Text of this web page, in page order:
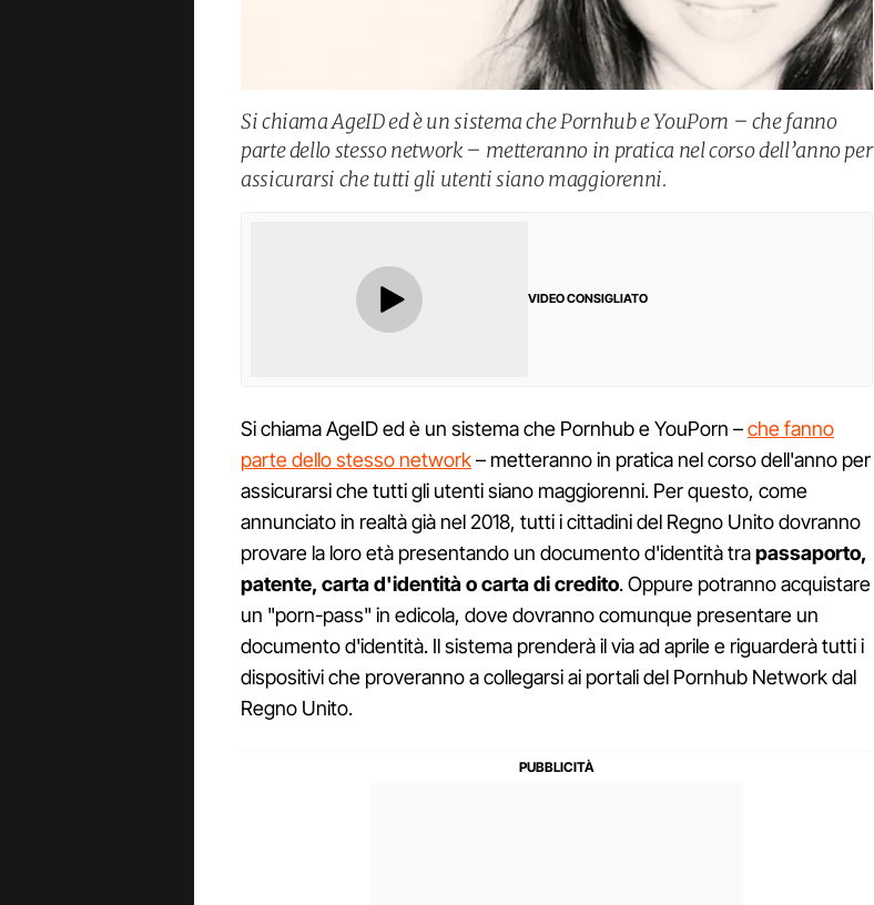
Si chiama AgeID ed è un sistema che Pornhub e YouPorn – che fanno
parte dello stesso network – metteranno in pratica nel corso dell’anno per
assicurarsi che tutti gli utenti siano maggiorenni.
VIDEO CONSIGLIATO
Si chiama AgeID ed è un sistema che Pornhub e YouPorn –che fanno
parte dello stesso network– metteranno in pratica nel corso dell'anno per
assicurarsi che tutti gli utenti siano maggiorenni. Per questo, come
annunciato in realtà già nel 2018, tutti i cittadini del Regno Unito dovranno
provare la loro età presentando un documento d'identità trapassaporto,
patente, carta d'identità o carta di credito. Oppure potranno acquistare
un "porn-pass" in edicola, dove dovranno comunque presentare un
documento d'identità. Il sistema prenderà il via ad aprile e riguarderà tutti i
dispositivi che proveranno a collegarsi ai portali del Pornhub Network dal
Regno Unito.